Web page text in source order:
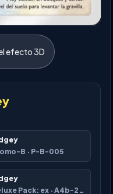
efecto 3D
B · P-B-005
Pack: ex · A4b-273